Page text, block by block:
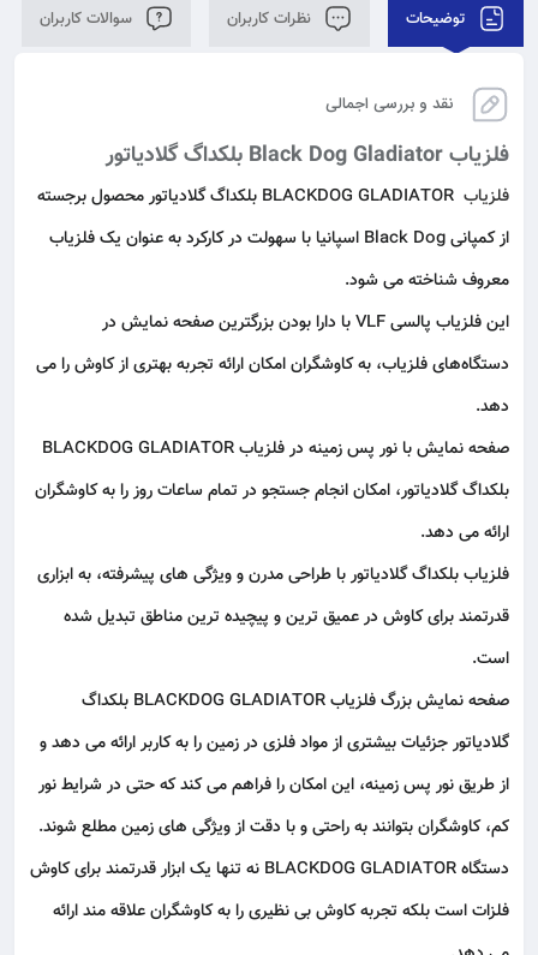
توضیحات نظرات کاربران سوالات کاربران
نقد و بررسی اجمالی
فلزیاب Black Dog Gladiator بلکداگ گلادیاتور
فلزیاب
BLACKDOG GLADIATOR بلکداگ گلادیاتور محصول برجسته
از کمپانی Black Dog اسپانیا با سهولت در کارکرد به عنوان یک فلزیاب
معروف شناخته می‌ شود.
این فلزیاب پالسی VLF با دارا بودن بزرگترین صفحه نمایش در
دستگاه‌های فلزیاب، به کاوشگران امکان ارائه تجربه بهتری از کاوش را می‌
دهد.
صفحه نمایش با نور پس‌ زمینه در فلزیاب BLACKDOG GLADIATOR
بلکداگ گلادیاتور، امکان انجام جستجو در تمام ساعات روز را به کاوشگران
ارائه می دهد.
فلزیاب بلکداگ گلادیاتور با طراحی مدرن و ویژگی‌ های پیشرفته، به ابزاری
قدرتمند برای کاوش در عمیق ترین و پیچیده ترین مناطق تبدیل شده
است.
صفحه نمایش بزرگ فلزیاب BLACKDOG GLADIATOR بلکداگ
گلادیاتور جزئیات بیشتری از مواد فلزی در زمین را به کاربر ارائه می دهد و
از طریق نور پس‌ زمینه، این امکان را فراهم می کند که حتی در شرایط نور
کم، کاوشگران بتوانند به راحتی و با دقت از ویژگی های زمین مطلع شوند.
دستگاه BLACKDOG GLADIATOR نه تنها یک ابزار قدرتمند برای کاوش
فلزات است بلکه تجربه کاوش بی نظیری را به کاوشگران علاقه مند ارائه